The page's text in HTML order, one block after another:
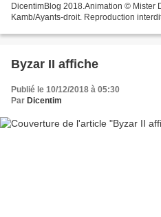
DicentimBlog 2018.Animation © Mister
Kamb/Ayants-droit. Reproduction
Byzar II affiche
Publié le 10/12/2018 à 05:30
Par Dicentim